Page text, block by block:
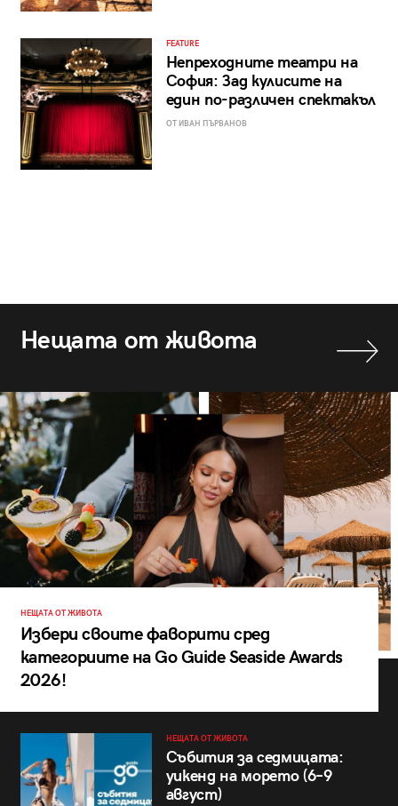
FEATURE
Непреходните театри на
София: Зад кулисите на
един по-различен спектакъл
ОТ ИВАН ПЪРВАНОВ
Нещата от живота
НЕЩАТА ОТ ЖИВОТА
Избери своите фаворити сред
категориите на Go Guide Seaside Awards
2026!
НЕЩАТА ОТ ЖИВОТА
Събития за седмицата:
уикенд на морето (6–9
август)